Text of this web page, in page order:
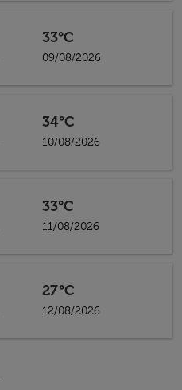
33°C
09/08/2026
34°C
10/08/2026
33°C
11/08/2026
27°C
12/08/2026